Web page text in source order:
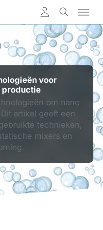
voor
productie
om nano
artikel geeft een
technieken,
mixers en